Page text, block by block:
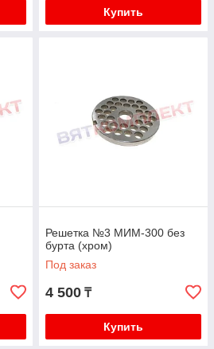
Купить
Решетка №3 МИМ-300 без
бурта (хром)
Под заказ
4 500 ₸
Купить